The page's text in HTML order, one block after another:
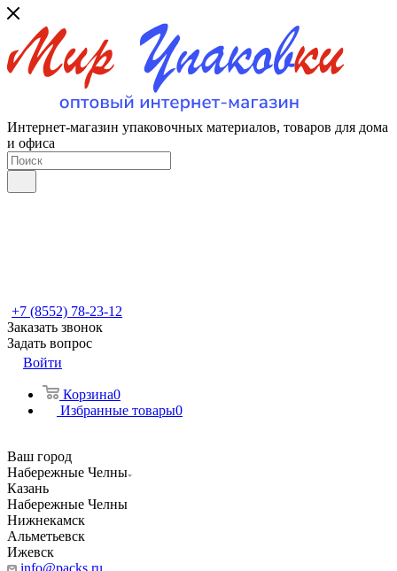
Интернет-магазин упаковочных материалов, товаров для дома
и офиса
+7 (8552) 78-23-12
Заказать звонок
Задать вопрос
Войти
Корзина0
Избранные товары0
Ваш город
Набережные Челны
Казань
Набережные Челны
Нижнекамск
Альметьевск
Ижевск
info@packs.ru